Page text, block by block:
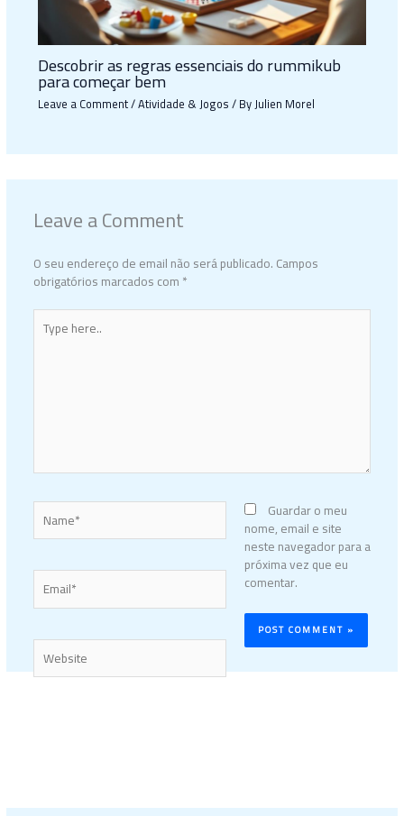
Descobrir as regras essenciais do rummikub
para começar bem
Leave a Comment/Atividade & Jogos/ ByJulien Morel
Leave a Comment
O seu endereço de email não será publicado.Campos
obrigatórios marcados com*
Type
here..
Name*
Email*
Website
Guardar o meu
nome, email e site
neste navegador para a
próxima vez que eu
comentar.